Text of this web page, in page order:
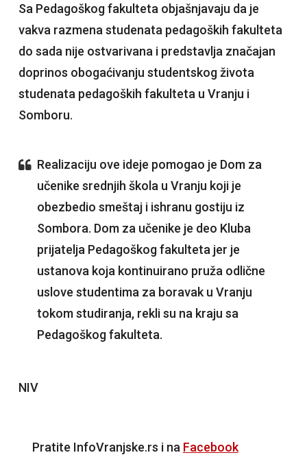
Sa Pedagoškog fakulteta objašnjavaju da je
vakva razmena studenata pedagoških fakulteta
do sada nije ostvarivana i predstavlja značajan
doprinos obogaćivanju studentskog života
studenata pedagoških fakulteta u Vranju i
Somboru.
Realizaciju ove ideje pomogao je Dom za
učenike srednjih škola u Vranju koji je
obezbedio smeštaj i ishranu gostiju iz
Sombora. Dom za učenike je deo Kluba
prijatelja Pedagoškog fakulteta jer je
ustanova koja kontinuirano pruža odlične
uslove studentima za boravak u Vranju
tokom studiranja, rekli su na kraju sa
Pedagoškog fakulteta.
NIV
Pratite InfoVranjske.rs i na Facebook